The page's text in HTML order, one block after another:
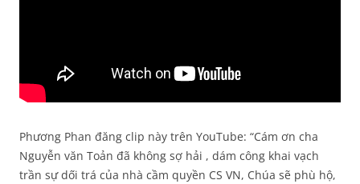
Phương Phan đăng clip này trên YouTube: “Cám ơn cha
Nguyễn văn Toản đã không sợ hải , dám công khai vạch
trần sự dối trá của nhà cầm quyền CS VN, Chúa sẽ phù hộ,